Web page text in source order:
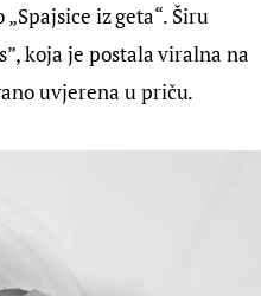
iz geta“. Širu
koja je postala viralna na
uvjerena u priču.